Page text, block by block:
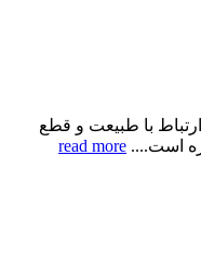
با طبیعت و قطع
است.... read more